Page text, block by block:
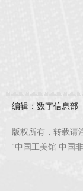
编辑：数字信息部
版权所有，转载请
“中国工美馆 中国